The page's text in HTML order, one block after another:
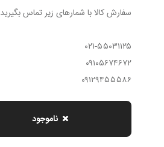
سفارش كالا با شمارهاى زير تماس بگیرید
۰۲۱-۵۵۰۳۱۱۲۵
۰۹۱۰۵۶۷۴۶۷۲
۰۹۱۲۹۴۵۵۵۸۶
ناموجود